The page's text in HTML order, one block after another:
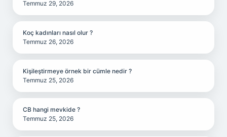
Temmuz 29, 2026
Koç kadınları nasıl olur ?
Temmuz 26, 2026
Kişileştirmeye örnek bir cümle nedir ?
Temmuz 25, 2026
CB hangi mevkide ?
Temmuz 25, 2026